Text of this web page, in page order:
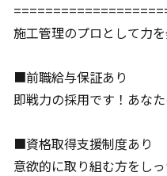
施工管理のプロとして力
■前職給与保証あり
即戦力の採用です！あな
■資格取得支援制度あり
意欲的に取り組む方をし